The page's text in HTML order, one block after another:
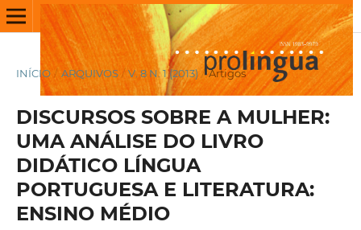
INÍCIO / ARQUIVOS / V. 8 N. 1 (2013) / Artigos
DISCURSOS SOBRE A MULHER:
UMA ANÁLISE DO LIVRO
DIDÁTICO LÍNGUA
PORTUGUESA E LITERATURA:
ENSINO MÉDIO